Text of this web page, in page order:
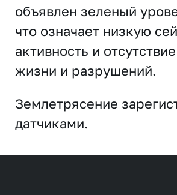
объявлен зеленый
что означает низкую
активность и
жизни и разрушений.
Землетрясение
датчиками.